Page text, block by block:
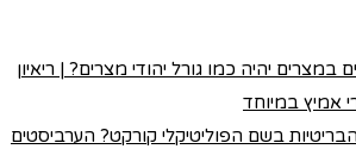
במצרים יהיה כמו גורל יהודי מצרים? | ריאיון
אמיץ במיוחד
בשם הפוליטיקלי קורקט? הערביסטים